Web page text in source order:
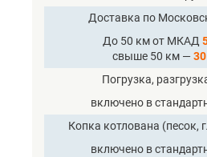
Доставка по
До 50 км от МКАД
свыше 50 км — 30
Погрузка,
включено в
Копка котлована (песок,
включено в